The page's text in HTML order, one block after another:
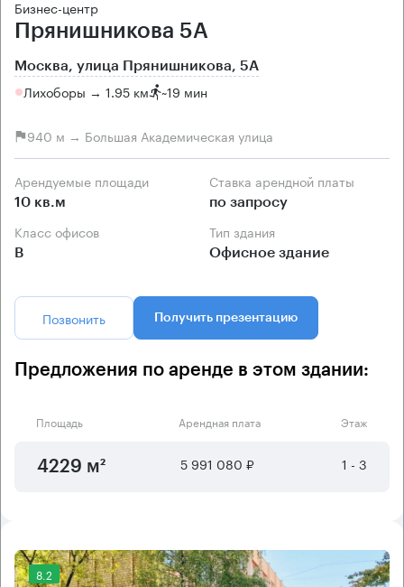
Бизнес-центр
Прянишникова 5А
Москва, улица Прянишникова, 5А
Лихоборы → 1.95 км ~19 мин
940 м → Большая Академическая улица
Арендуемые площади
10 кв.м
Ставка арендной платы
по запросу
Класс офисов
B
Тип здания
Офисное здание
Позвонить Получить презентацию
Предложения по аренде в этом здании:
Площадь Арендная плата Этаж
4229 м² 5 991 080 ₽ 1 - 3
8.2